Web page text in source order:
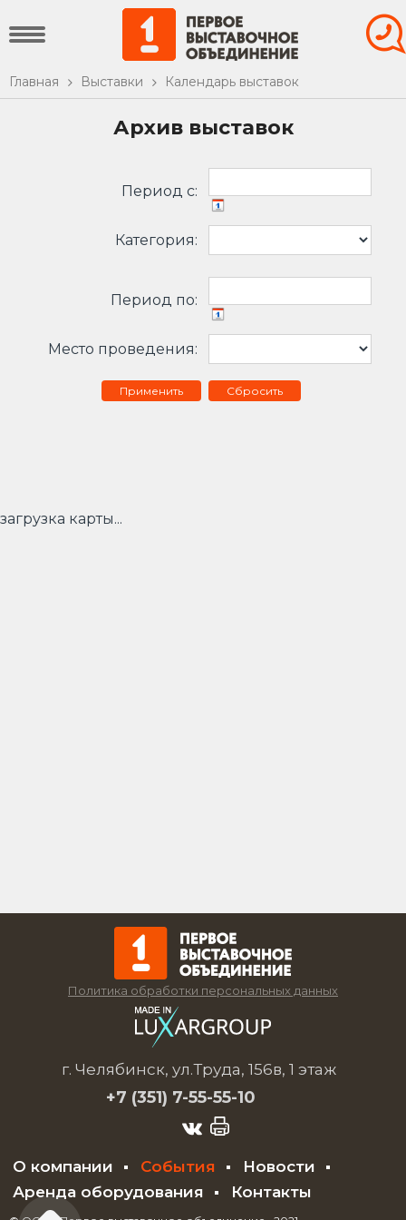
Главная Выставки Календарь выставок
Архив выставок
Период c:
Категория:
Период по:
Место проведения:
Сбросить
загрузка карты...
Политика обработки персональных данных
г. Челябинск, ул.Труда, 156в, 1 этаж
+7 (351) 7-55-55-10
О компании События
Новости
Аренда оборудования
Контакты